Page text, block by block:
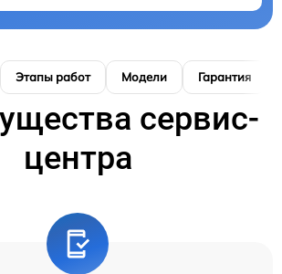
Этапы работ Модели Гарантия
сервис-
центра